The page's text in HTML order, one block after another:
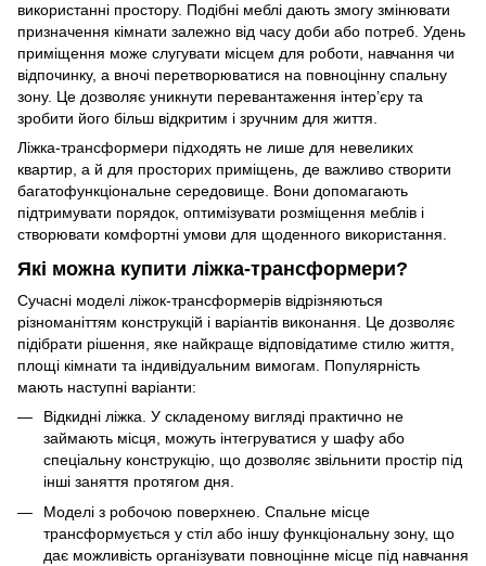
використанні простору. Подібні меблі дають змогу змінювати
призначення кімнати залежно від часу доби або потреб. Удень
приміщення може слугувати місцем для роботи, навчання чи
відпочинку, а вночі перетворюватися на повноцінну спальну
зону. Це дозволяє уникнути перевантаження інтер’єру та
зробити його більш відкритим і зручним для життя.
Ліжка-трансформери підходять не лише для невеликих
квартир, а й для просторих приміщень, де важливо створити
багатофункціональне середовище. Вони допомагають
підтримувати порядок, оптимізувати розміщення меблів і
створювати комфортні умови для щоденного використання.
Які можна купити ліжка-трансформери?
Сучасні моделі ліжок-трансформерів відрізняються
різноманіттям конструкцій і варіантів виконання. Це дозволяє
підібрати рішення, яке найкраще відповідатиме стилю життя,
площі кімнати та індивідуальним вимогам. Популярність
мають наступні варіанти:
Відкидні ліжка. У складеному вигляді практично не
займають місця, можуть інтегруватися у шафу або
спеціальну конструкцію, що дозволяє звільнити простір під
інші заняття протягом дня.
Моделі з робочою поверхнею. Спальне місце
трансформується у стіл або іншу функціональну зону, що
дає можливість організувати повноцінне місце під навчання